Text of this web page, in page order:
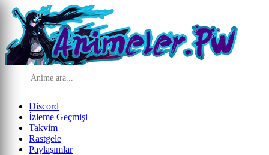
Discord
İzleme Geçmişi
Takvim
Rastgele
Paylaşımlar